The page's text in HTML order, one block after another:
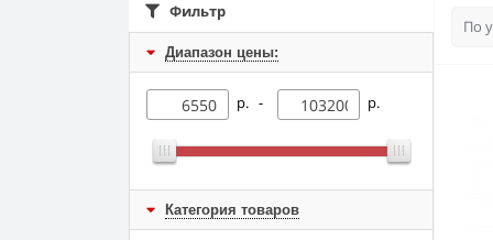
Фильтр
Диапазон цены:
р. - р.
Категория товаров